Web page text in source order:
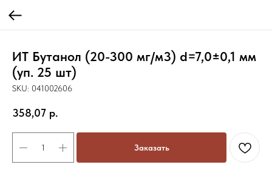
ИТ Бутанол (20-300 мг/м3) d=7,0±0,1 мм
(уп. 25 шт)
SKU: 041002606
358,07 р.
Заказать